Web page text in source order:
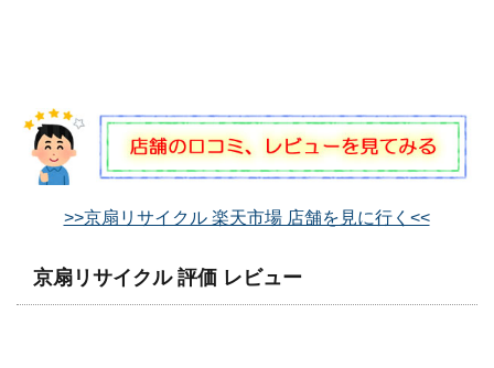
>>京扇リサイクル 楽天市場 店舗を見に行く<<
京扇リサイクル 評価 レビュー